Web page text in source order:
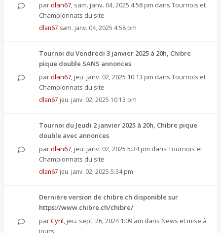
pardlan67, sam. janv. 04, 2025 4:58 pm dans Tournois et
Championnats du site
dlan67 sam. janv. 04, 2025 4:58 pm
Tournoi du Vendredi 3 janvier 2025 à 20h, Chibre
pique double SANS annonces
pardlan67, jeu. janv. 02, 2025 10:13 pm dans Tournois et
Championnats du site
dlan67 jeu. janv. 02, 2025 10:13 pm
Tournoi du Jeudi 2 janvier 2025 à 20h, Chibre pique
double avec annonces
pardlan67, jeu. janv. 02, 2025 5:34 pm dans Tournois et
Championnats du site
dlan67 jeu. janv. 02, 2025 5:34 pm
Dernière version de chibre.ch disponible sur
https://www.chibre.ch/chibre/
parCyril, jeu. sept. 26, 2024 1:09 am dans News et mise à
jours